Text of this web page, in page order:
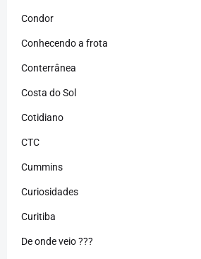
Condor
Conhecendo a frota
Conterrânea
Costa do Sol
Cotidiano
CTC
Cummins
Curiosidades
Curitiba
De onde veio ???